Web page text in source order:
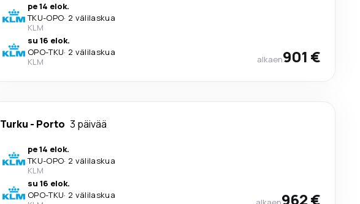
pe 14 elok.
TKU-OPO· 2 välilaskua
KLM
su 16 elok.
OPO-TKU· 2 välilaskua
KLM
alkaen901 €
Turku - Porto 3 päivää
pe 14 elok.
TKU-OPO· 2 välilaskua
KLM
su 16 elok.
OPO-TKU· 2 välilaskua
962 €